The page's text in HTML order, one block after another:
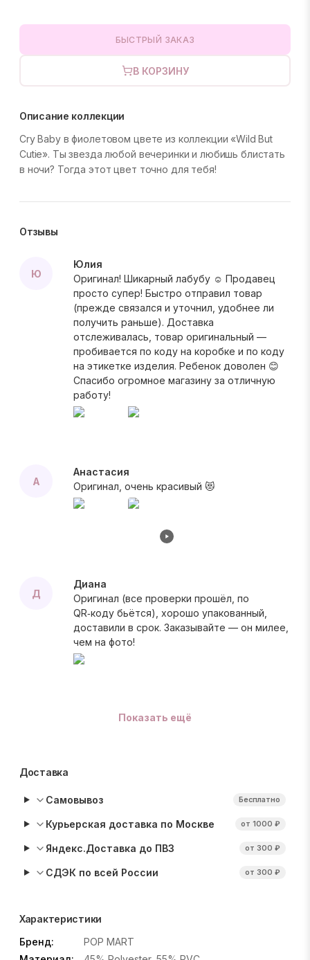
БЫСТРЫЙ ЗАКАЗ
В КОРЗИНУ
Описание коллекции
Cry Baby в фиолетовом цвете из коллекции «Wild But
Cutie». Ты звезда любой вечеринки и любишь блистать
в ночи? Тогда этот цвет точно для тебя!
Отзывы
Ю
Юлия
Оригинал! Шикарный лабубу ☺️ Продавец
просто супер! Быстро отправил товар
(прежде связался и уточнил, удобнее ли
получить раньше). Доставка
отслеживалась, товар оригинальный —
пробивается по коду на коробке и по коду
на этикетке изделия. Ребенок доволен 😊
Спасибо огромное магазину за отличную
работу!
А
Анастасия
Оригинал, очень красивый 😻
Д
Диана
Оригинал (все проверки прошёл, по
QR‑коду бьётся), хорошо упакованный,
доставили в срок. Заказывайте — он милее,
чем на фото!
Показать ещё
Доставка
Самовывоз Бесплатно
Курьерская доставка по Москве от 1000 ₽
Яндекс.Доставка до ПВЗ от 300 ₽
СДЭК по всей России от 300 ₽
Характеристики
Бренд:
POP MART